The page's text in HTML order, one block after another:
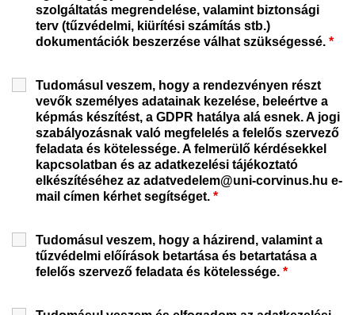
szolgáltatás megrendelése, valamint biztonsági
terv (tűzvédelmi, kiürítési számítás stb.)
dokumentációk beszerzése válhat szükségessé. *
Tudomásul veszem, hogy a rendezvényen részt
vevők személyes adatainak kezelése, beleértve a
képmás készítést, a GDPR hatálya alá esnek. A jogi
szabályozásnak való megfelelés a felelős szervező
feladata és kötelessége. A felmerülő kérdésekkel
kapcsolatban és az adatkezelési tájékoztató
elkészítéséhez az adatvedelem@uni-corvinus.hu e-
mail címen kérhet segítséget. *
Tudomásul veszem, hogy a házirend, valamint a
tűzvédelmi előírások betartása és betartatása a
felelős szervező feladata és kötelessége. *